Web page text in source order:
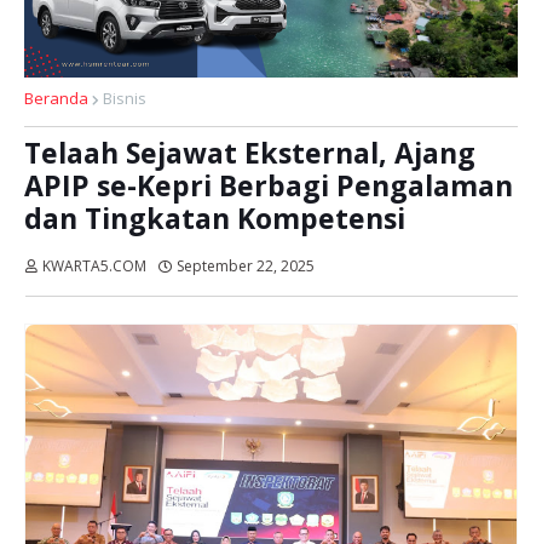
Beranda Bisnis
Telaah Sejawat Eksternal, Ajang
APIP se-Kepri Berbagi Pengalaman
dan Tingkatan Kompetensi
KWARTA5.COM September 22, 2025